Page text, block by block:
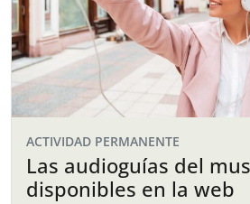
ACTIVIDAD PERMANENTE
Las audioguías del
disponibles en la web